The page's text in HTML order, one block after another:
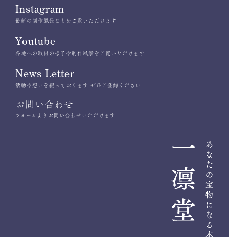
Instagram
最新の制作風景などをご覧いただけます
Youtube
各地への取材の様子や制作風景をご覧いただけます
News Letter
活動や想いを綴っております ぜひご登録ください
お問い合わせ
フォームよりお問い合わせいただけます